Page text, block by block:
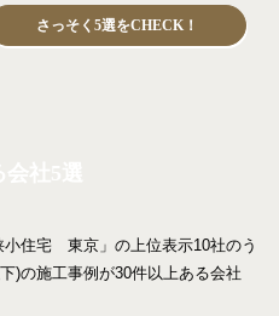
さっそく5選をCHECK！
小住宅 東京」の上位表示10社のう
)の施工事例が30件以上ある会社